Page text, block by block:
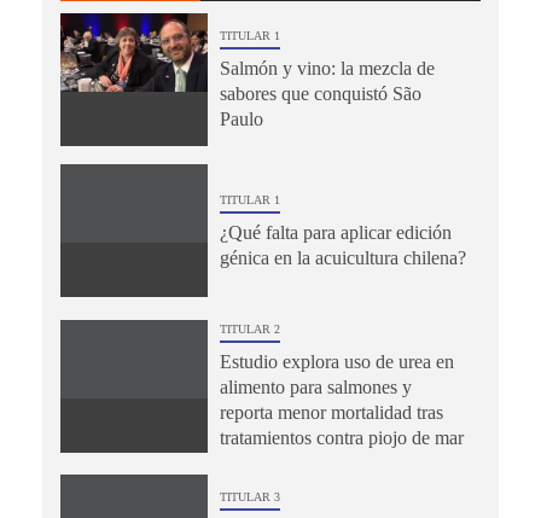
TITULAR 1
Salmón y vino: la mezcla de
sabores que conquistó São
Paulo
TITULAR 1
¿Qué falta para aplicar edición
génica en la acuicultura chilena?
TITULAR 2
Estudio explora uso de urea en
alimento para salmones y
reporta menor mortalidad tras
tratamientos contra piojo de mar
TITULAR 3